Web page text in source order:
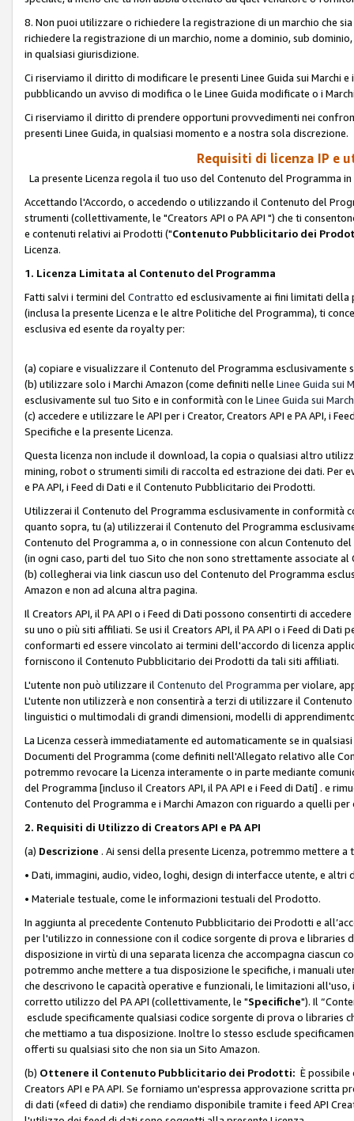
8. Non puoi utilizzare o richiedere la registrazione di un marchio che
richiedere la registrazione di un marchio, nome a dominio, sub
in qualsiasi giurisdizione.
Ci riserviamo il diritto di modificare le presenti Linee Guida sui Marchi
pubblicando un avviso di modifica o le Linee Guida modificate o i
Ci riserviamo il diritto di prendere opportuni provvedimenti nei
presenti Linee Guida, in qualsiasi momento e a nostra sola discrezione.
Requisiti di licenza IP e
La presente Licenza regola il tuo uso del Contenuto del Programma
Accettando l'Accordo, o accedendo o utilizzando il Contenuto del
strumenti (collettivamente, le "Creators API o PA API ") che ti
e contenuti relativi ai Prodotti ("Contenuto Pubblicitario dei
Licenza.
1. Licenza Limitata al Contenuto del Programma
Fatti salvi i termini del Contratto ed esclusivamente ai fini limitati
(inclusa la presente Licenza e le altre Politiche del Programma), ti
esclusiva ed esente da royalty per:
(a) copiare e visualizzare il Contenuto del Programma esclusivamente
(b) utilizzare solo i Marchi Amazon (come definiti nelle Linee Guida sui
esclusivamente sul tuo Sito e in conformità con le Linee Guida sui March
(c) accedere e utilizzare le API per i Creator, Creators API e PA API, i
Specifiche e la presente Licenza.
Questa licenza non include il download, la copia o qualsiasi altro
mining, robot o strumenti simili di raccolta ed estrazione dei dati. Per
e PA API, i Feed di Dati e il Contenuto Pubblicitario dei Prodotti.
Utilizzerai il Contenuto del Programma esclusivamente in conformità
quanto sopra, tu (a) utilizzerai il Contenuto del Programma
Contenuto del Programma a, o in connessione con alcun Contenuto
(in ogni caso, parti del tuo Sito che non sono strettamente associate
(b) collegherai via link ciascun uso del Contenuto del Programma
Amazon e non ad alcuna altra pagina.
Il Creators API, il PA API o i Feed di Dati possono consentirti di
su uno o più siti affiliati. Se usi il Creators API, il PA API o i Feed di
conformarti ed essere vincolato ai termini dell'accordo di licenza
forniscono il Contenuto Pubblicitario dei Prodotti da tali siti affiliati.
L'utente non può utilizzare il Contenuto del Programma per violare,
L'utente non utilizzerà e non consentirà a terzi di utilizzare il
linguistici o multimodali di grandi dimensioni, modelli di
La Licenza cesserà immediatamente ed automaticamente se in
Documenti del Programma (come definiti nell'Allegato relativo alle
potremmo revocare la Licenza interamente o in parte mediante
del Programma [incluso il Creators API, il PA API e i Feed di Dati] . e
Contenuto del Programma e i Marchi Amazon con riguardo a quelli
2. Requisiti di Utilizzo di Creators API e PA API
(a) Descrizione . Ai sensi della presente Licenza, potremmo mettere
• Dati, immagini, audio, video, loghi, design di interfacce utente, e altri
• Materiale testuale, come le informazioni testuali del Prodotto.
In aggiunta al precedente Contenuto Pubblicitario dei Prodotti e
per l'utilizzo in connessione con il codice sorgente di prova e libraries
disposizione in virtù di una separata licenza che accompagna ciascun
potremmo anche mettere a tua disposizione le specifiche, i manuali
che descrivono le capacità operative e funzionali, le limitazioni
corretto utilizzo del PA API (collettivamente, le "Specifiche"). Il
esclude specificamente qualsiasi codice sorgente di prova o libraries
che mettiamo a tua disposizione. Inoltre lo stesso esclude
offerti su qualsiasi sito che non sia un Sito Amazon.
(b) Ottenere il Contenuto Pubblicitario dei Prodotti: È
Creators API e PA API. Se forniamo un'espressa approvazione
di dati («feed di dati») che rendiamo disponibile tramite i feed API